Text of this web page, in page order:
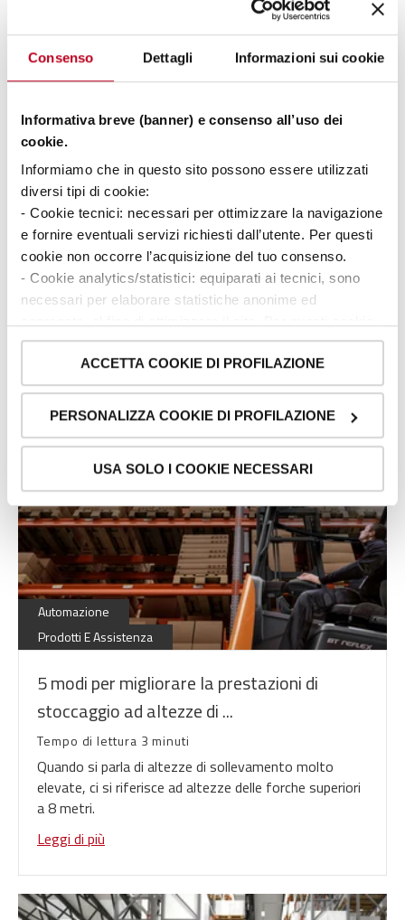
Consenso Dettagli Informazioni sui cookie
Informativa breve (banner) e consenso all’uso dei
cookie.
Informiamo che in questo sito possono essere utilizzati
diversi tipi di cookie:
- Cookie tecnici: necessari per ottimizzare la navigazione
e fornire eventuali servizi richiesti dall’utente. Per questi
cookie non occorre l’acquisizione del tuo consenso.
- Cookie analytics/statistici: equiparati ai tecnici, sono
necessari per elaborare statistiche anonime ed
non occorre l’acquisizione del tuo consenso.
- Cookie di profilazione/marketing: sono utilizzati, solo
previo tuo consenso, per esaminare le tue abitudini di
navigazione e mostrarti quindi avvisi pubblicitari mirati, in
Ti chiediamo di effettuare le tue scelte sull’utilizzo dei
cookie di profilazione, selezionando uno dei bottoni sotto
riportati. Puoi avere maggiori dettagli visionando
l’Informativa estesa cookie. La chiusura del presente
banner comporterà il permanere dei soli cookie tecnici ed
analytics, per i quali non occorre il tuo consenso. Potrai
comunque modificare le tue scelte in qualsiasi momento,
accedendo al link presente nel footer.
ACCETTA COOKIE DI PROFILAZIONE
PERSONALIZZA COOKIE DI PROFILAZIONE
USA SOLO I COOKIE NECESSARI
Lean
Automazione
In che modo i carrelli elevatori automatici
possono ottimizzare il tuo ...
Tempo di lettura 3 minuti
Che tu sia un fornitore logistico o un produttore,
l’automazione industriale (attraverso l'impiego di
carrelli elevatori automatici) può farti raggiungere una
nuova dimensione di...
Leggi di più
Lean
Automazione
Prodotti E Assistenza
5 modi per migliorare la prestazioni di
stoccaggio ad altezze di ...
Tempo di lettura 3 minuti
Quando si parla di altezze di sollevamento molto
elevate, ci si riferisce ad altezze delle forche superiori
a 8 metri.
Leggi di più